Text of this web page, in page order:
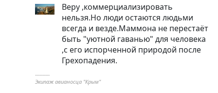
Веру ,коммерциализировать
нельзя.Но люди остаются людьми
всегда и везде.Маммона не перестаёт
быть "уютной гаванью" для человека
,с его испорченной природой после
Грехопадения.
----------
Экипаж авианосца "Крым"